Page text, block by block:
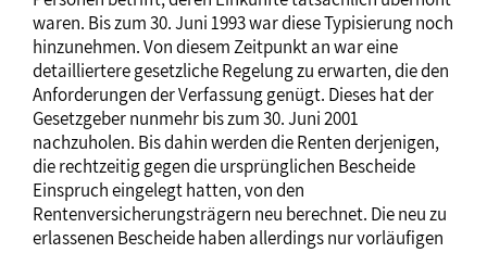
waren. Bis zum 30. Juni 1993 war diese Typisierung noch
hinzunehmen. Von diesem Zeitpunkt an war eine
detailliertere gesetzliche Regelung zu erwarten, die den
Anforderungen der Verfassung genügt. Dieses hat der
Gesetzgeber nunmehr bis zum 30. Juni 2001
nachzuholen. Bis dahin werden die Renten derjenigen,
die rechtzeitig gegen die ursprünglichen Bescheide
Einspruch eingelegt hatten, von den
Rentenversicherungsträgern neu berechnet. Die neu zu
erlassenen Bescheide haben allerdings nur vorläufigen